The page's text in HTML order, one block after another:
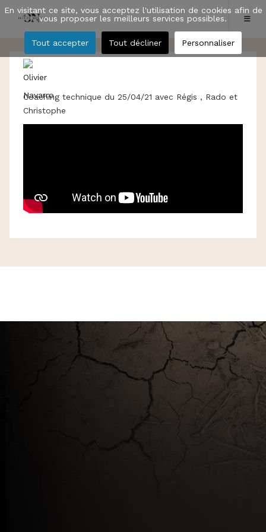
Coaching technique du 25/04/21 avec Régis , Rado et
Christophe
En visitant ce site, vous acceptez l'utilisation de cookies afin de
vous proposer les meilleurs services possibles.
Tout accepter Tout décliner Personnaliser